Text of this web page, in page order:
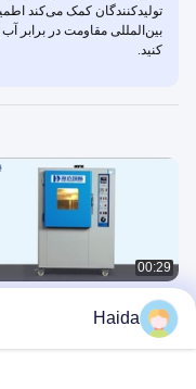
تولیدکنندگان کمک می‌کند
بین‌المللی مقاومت در برابر
کنید.
00:29
Haida